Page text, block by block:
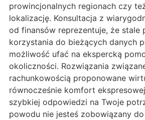
prowincjonalnych regionach czy
lokalizację. Konsultacja z
od finansów reprezentuje, że stale
korzystania do bieżących danych
możliwość ufać na ekspercką
okoliczności. Rozwiązania
rachunkowością proponowane
równocześnie komfort
szybkiej odpowiedzi na Twoje
powodu nie jesteś zobowiązany